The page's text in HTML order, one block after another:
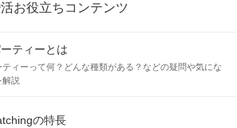
お役立ちコンテンツ
ティーとは
ティーって何？どんな種類がある？などの疑問や気にな
解説
の特長